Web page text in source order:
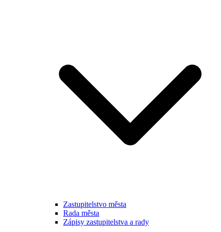
Zastupitelstvo města
Rada města
Zápisy zastupitelstva a rady